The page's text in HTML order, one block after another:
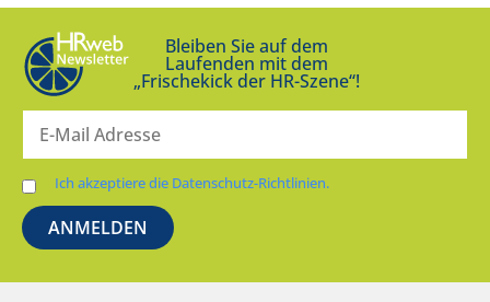
Bleiben Sie auf dem
Laufenden mit dem
„Frischekick der HR-Szene“!
Ich akzeptiere die Datenschutz-Richtlinien.